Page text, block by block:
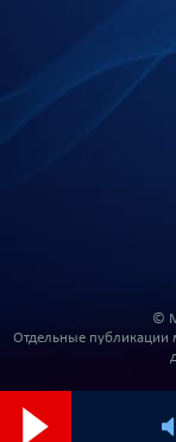
©
Отдельные публикации